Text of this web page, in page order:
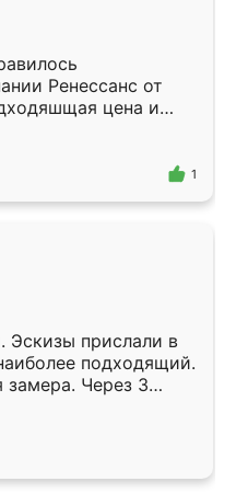
Ренессанс от
цена и
Приехавший
Владислав
самый
1
Эскизы прислали в
подходящий.
замера. Через 3
готова. Остались
Ренессанс
работу!